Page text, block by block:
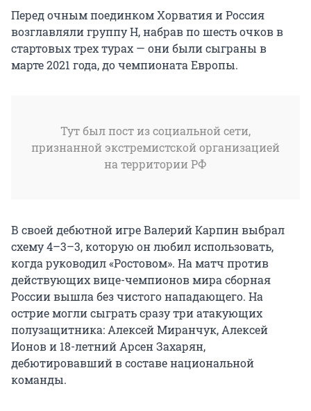
Перед очным поединком Хорватия и Россия
возглавляли группу H, набрав по шесть очков в
стартовых трех турах — они были сыграны в
марте 2021 года, до чемпионата Европы.
Тут был пост из социальной сети,
признанной экстремистской организацией
на территории РФ
В своей дебютной игре Валерий Карпин выбрал
схему 4–3–3, которую он любил использовать,
когда руководил «Ростовом». На матч против
действующих вице-чемпионов мира сборная
России вышла без чистого нападающего. На
острие могли сыграть сразу три атакующих
полузащитника: Алексей Миранчук, Алексей
Ионов и 18-летний Арсен Захарян,
дебютировавший в составе национальной
команды.